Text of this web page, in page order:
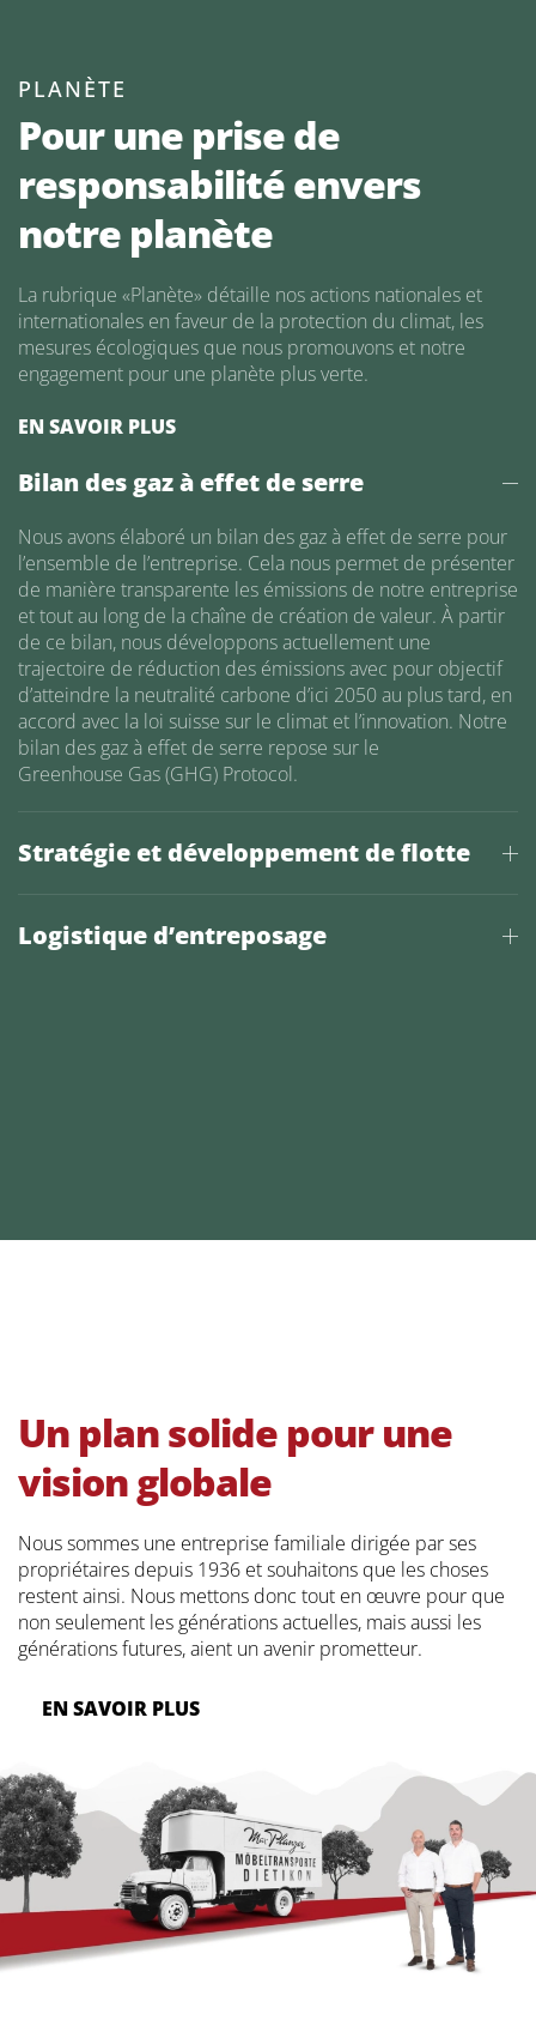
PLANÈTE
Pour une prise de
responsabilité envers
notre planète
La rubrique «Planète» détaille nos actions nationales et
internationales en faveur de la protection du climat, les
mesures écologiques que nous promouvons et notre
engagement pour une planète plus verte.
EN SAVOIR PLUS
Bilan des gaz à effet de serre
Nous avons élaboré un bilan des gaz à effet de serre pour
l’ensemble de l’entreprise. Cela nous permet de présenter
de manière transparente les émissions de notre entreprise
et tout au long de la chaîne de création de valeur. À partir
de ce bilan, nous développons actuellement une
trajectoire de réduction des émissions avec pour objectif
d’atteindre la neutralité carbone d’ici 2050 au plus tard, en
accord avec la loi suisse sur le climat et l’innovation. Notre
bilan des gaz à effet de serre repose sur le
Greenhouse Gas (GHG) Protocol.
Stratégie et développement de flotte
Logistique d’entreposage
Un plan solide pour une
vision globale
Nous sommes une entreprise familiale dirigée par ses
propriétaires depuis 1936 et souhaitons que les choses
restent ainsi. Nous mettons donc tout en œuvre pour que
non seulement les générations actuelles, mais aussi les
générations futures, aient un avenir prometteur.
EN SAVOIR PLUS